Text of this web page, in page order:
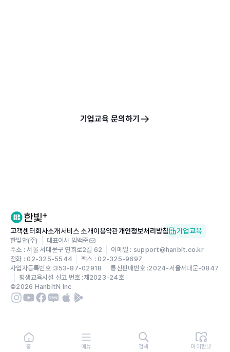
기업교육 문의하기
고객센터회사소개서비스 소개이용약관개인정보처리방침 기업교육
한빛앤(주)
대표이사 임백준
주소 : 서울 서대문구 연희로2길 62
이메일 : support@hanbit.co.kr
전화 : 02-325-5544
팩스 : 02-325-9697
사업자등록번호 :353-87-02918 통신판매번호 :2024-서울서대문-0847
평생교육시설 신고 번호 :제2023-24호
©2026 HanbitN Inc
홈 메뉴 검색 마이한빛